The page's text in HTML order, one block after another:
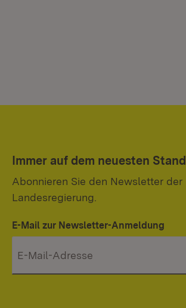
Immer auf dem neuesten Stand
Abonnieren Sie den Newsletter der
Landesregierung.
E-Mail zur Newsletter-Anmeldung